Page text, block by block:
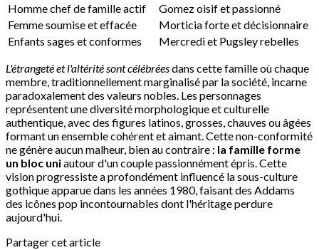
Homme chef de famille actif
Gomez oisif et passionné
Femme soumise et effacée
Morticia forte et décisionnaire
Enfants sages et conformes
Mercredi et Pugsley rebelles
L'étrangeté et l'altérité sont célébréesdans cette famille où chaque
membre, traditionnellement marginalisé par la société, incarne
paradoxalement des valeurs nobles. Les personnages
représentent une diversité morphologique et culturelle
authentique, avec des figures latinos, grosses, chauves ou âgées
formant un ensemble cohérent et aimant. Cette non-conformité
ne génère aucun malheur, bien au contraire : la famille forme
un bloc uniautour d'un couple passionnément épris. Cette
vision progressiste a profondément influencé la sous-culture
gothique apparue dans les années 1980, faisant des Addams
des icônes pop incontournables dont l'héritage perdure
aujourd'hui.
Partager cet article